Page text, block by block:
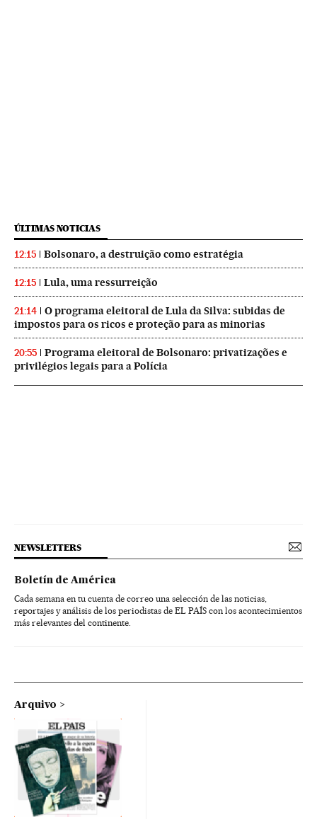
ÚLTIMAS NOTICIAS
12:15 Bolsonaro, a destruição como estratégia
12:15 Lula, uma ressurreição
21:14
O programa eleitoral de Lula da Silva: subidas de
impostos para os ricos e proteção para as minorias
20:55
Programa eleitoral de Bolsonaro: privatizações e
privilégios legais para a Polícia
NEWSLETTERS
Boletín de América
Cada semana en tu cuenta de correo una selección de las noticias,
reportajes y análisis de los periodistas de EL PAÍS con los acontecimientos
más relevantes del continente.
Arquivo